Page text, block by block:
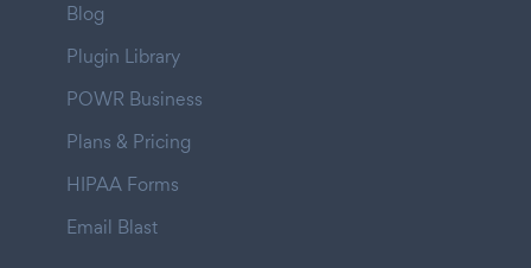
Blog
Plugin Library
POWR Business
Plans & Pricing
HIPAA Forms
Email Blast